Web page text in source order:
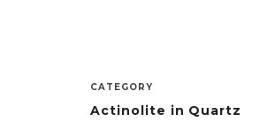
CATEGORY
Actinolite in Quartz